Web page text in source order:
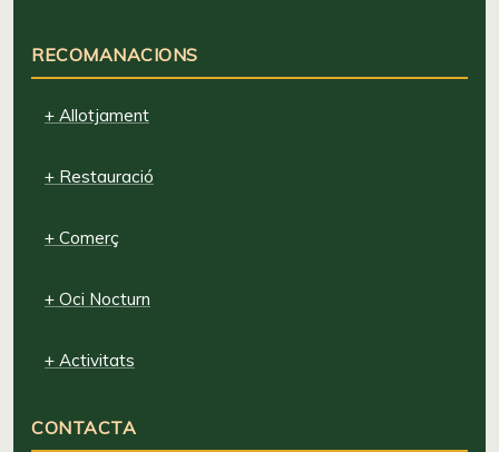
RECOMANACIONS
+ Allotjament
+ Restauració
+ Comerç
+ Oci Nocturn
+ Activitats
CONTACTA